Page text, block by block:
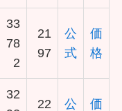
33
78
2
21
97
公
式
価
格
32
22
公
価